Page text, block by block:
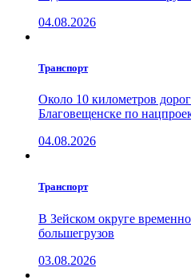
04.08.2026
Транспорт
Около 10 километров
Благовещенске по
04.08.2026
Транспорт
В Зейском округе
большегрузов
03.08.2026